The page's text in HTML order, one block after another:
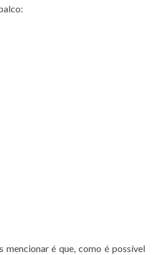
mencionar é que, como é possível